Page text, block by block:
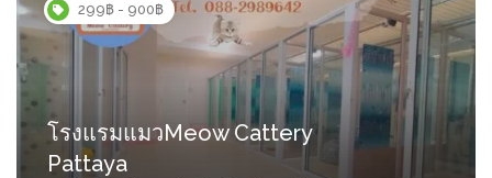
299฿ - 900฿
โรงแรมแมวMeow Cattery
Pattaya